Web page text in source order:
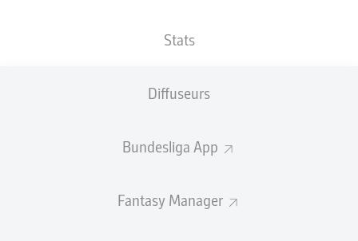
Stats
Diffuseurs
Bundesliga App
Fantasy Manager